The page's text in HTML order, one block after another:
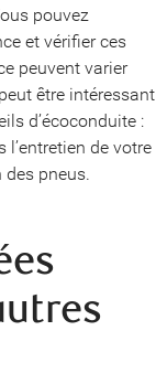
pouvez
et vérifier ces
peuvent varier
être intéressant
d’écoconduite :
de votre
pneus.